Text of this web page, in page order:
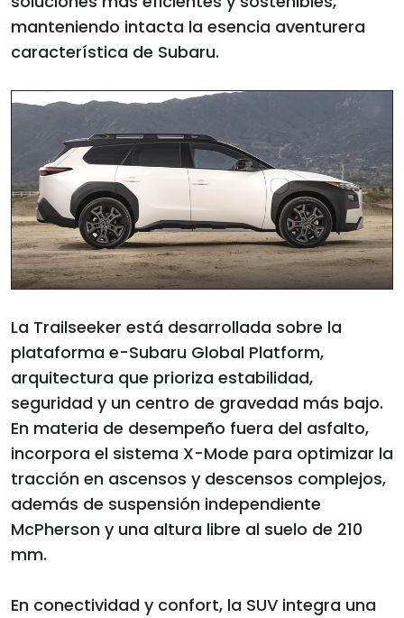
manteniendo intacta la esencia aventurera
característica de Subaru.
La Trailseeker está desarrollada sobre la
plataforma e-Subaru Global Platform,
arquitectura que prioriza estabilidad,
seguridad y un centro de gravedad más bajo.
En materia de desempeño fuera del asfalto,
incorpora el sistema X-Mode para optimizar la
tracción en ascensos y descensos complejos,
además de suspensión independiente
McPherson y una altura libre al suelo de 210
mm.
En conectividad y confort, la SUV integra una